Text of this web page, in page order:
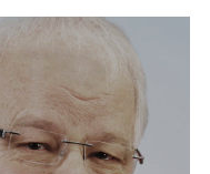
im heutigen
der irakischen
anderen sind die
Bibelwissenschaft,